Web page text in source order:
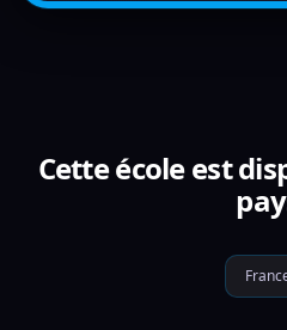
Cette école est